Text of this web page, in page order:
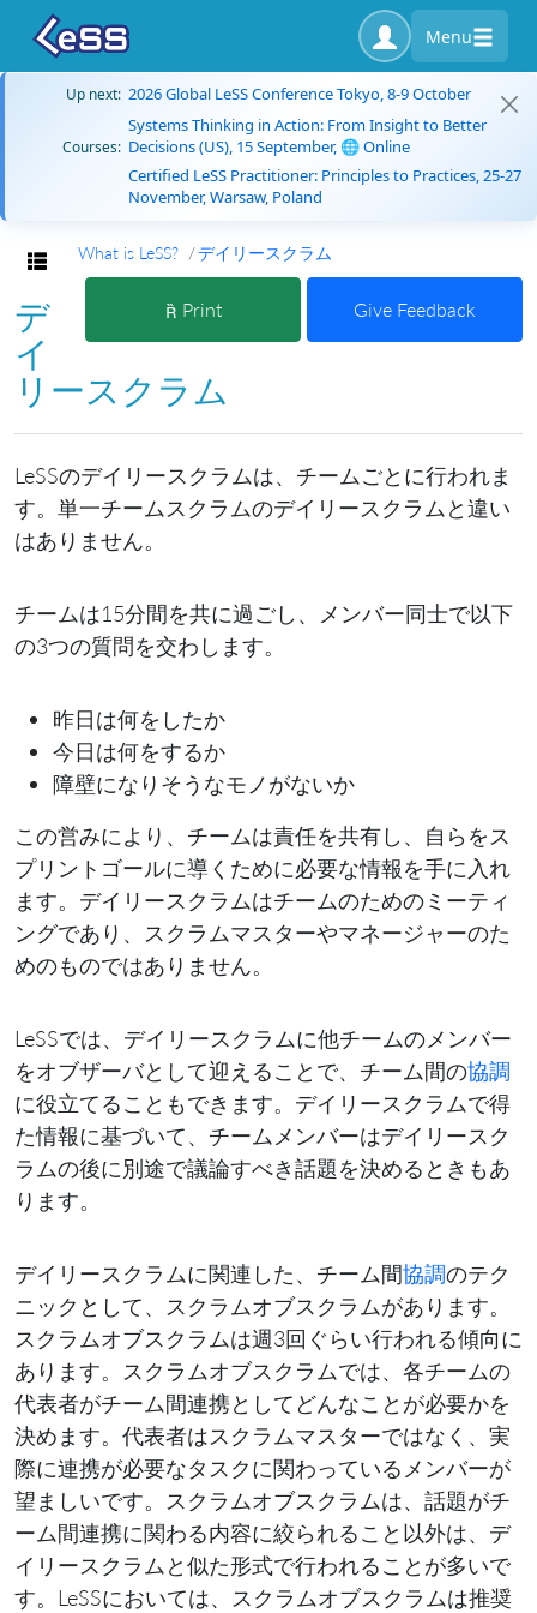
Menu
Up next: 2026 Global LeSS Conference Tokyo, 8-9 October
Courses:
Systems Thinking in Action: From Insight to Better
Decisions (US), 15 September, 🌐 Online
Certified LeSS Practitioner: Principles to Practices, 25-27
November, Warsaw, Poland
Toggle navigation
What is LeSS? デイリースクラム
Print Give Feedback
デ
イ
リースクラム
LeSSのデイリースクラムは、チームごとに行われま
す。単一チームスクラムのデイリースクラムと違い
はありません。
チームは15分間を共に過ごし、メンバー同士で以下
の3つの質問を交わします。
昨日は何をしたか
今日は何をするか
障壁になりそうなモノがないか
この営みにより、チームは責任を共有し、自らをス
プリントゴールに導くために必要な情報を手に入れ
ます。デイリースクラムはチームのためのミーティ
ングであり、スクラムマスターやマネージャーのた
めのものではありません。
LeSSでは、デイリースクラムに他チームのメンバー
をオブザーバとして迎えることで、チーム間の協調
に役立てることもできます。デイリースクラムで得
た情報に基づいて、チームメンバーはデイリースク
ラムの後に別途で議論すべき話題を決めるときもあ
ります。
デイリースクラムに関連した、チーム間協調のテク
ニックとして、スクラムオブスクラムがあります。
スクラムオブスクラムは週3回ぐらい行われる傾向に
あります。スクラムオブスクラムでは、各チームの
代表者がチーム間連携としてどんなことが必要かを
決めます。代表者はスクラムマスターではなく、実
際に連携が必要なタスクに関わっているメンバーが
望ましいです。スクラムオブスクラムは、話題がチ
ーム間連携に関わる内容に絞られること以外は、デ
イリースクラムと似た形式で行われることが多いで
す。LeSSにおいては、スクラムオブスクラムは推奨